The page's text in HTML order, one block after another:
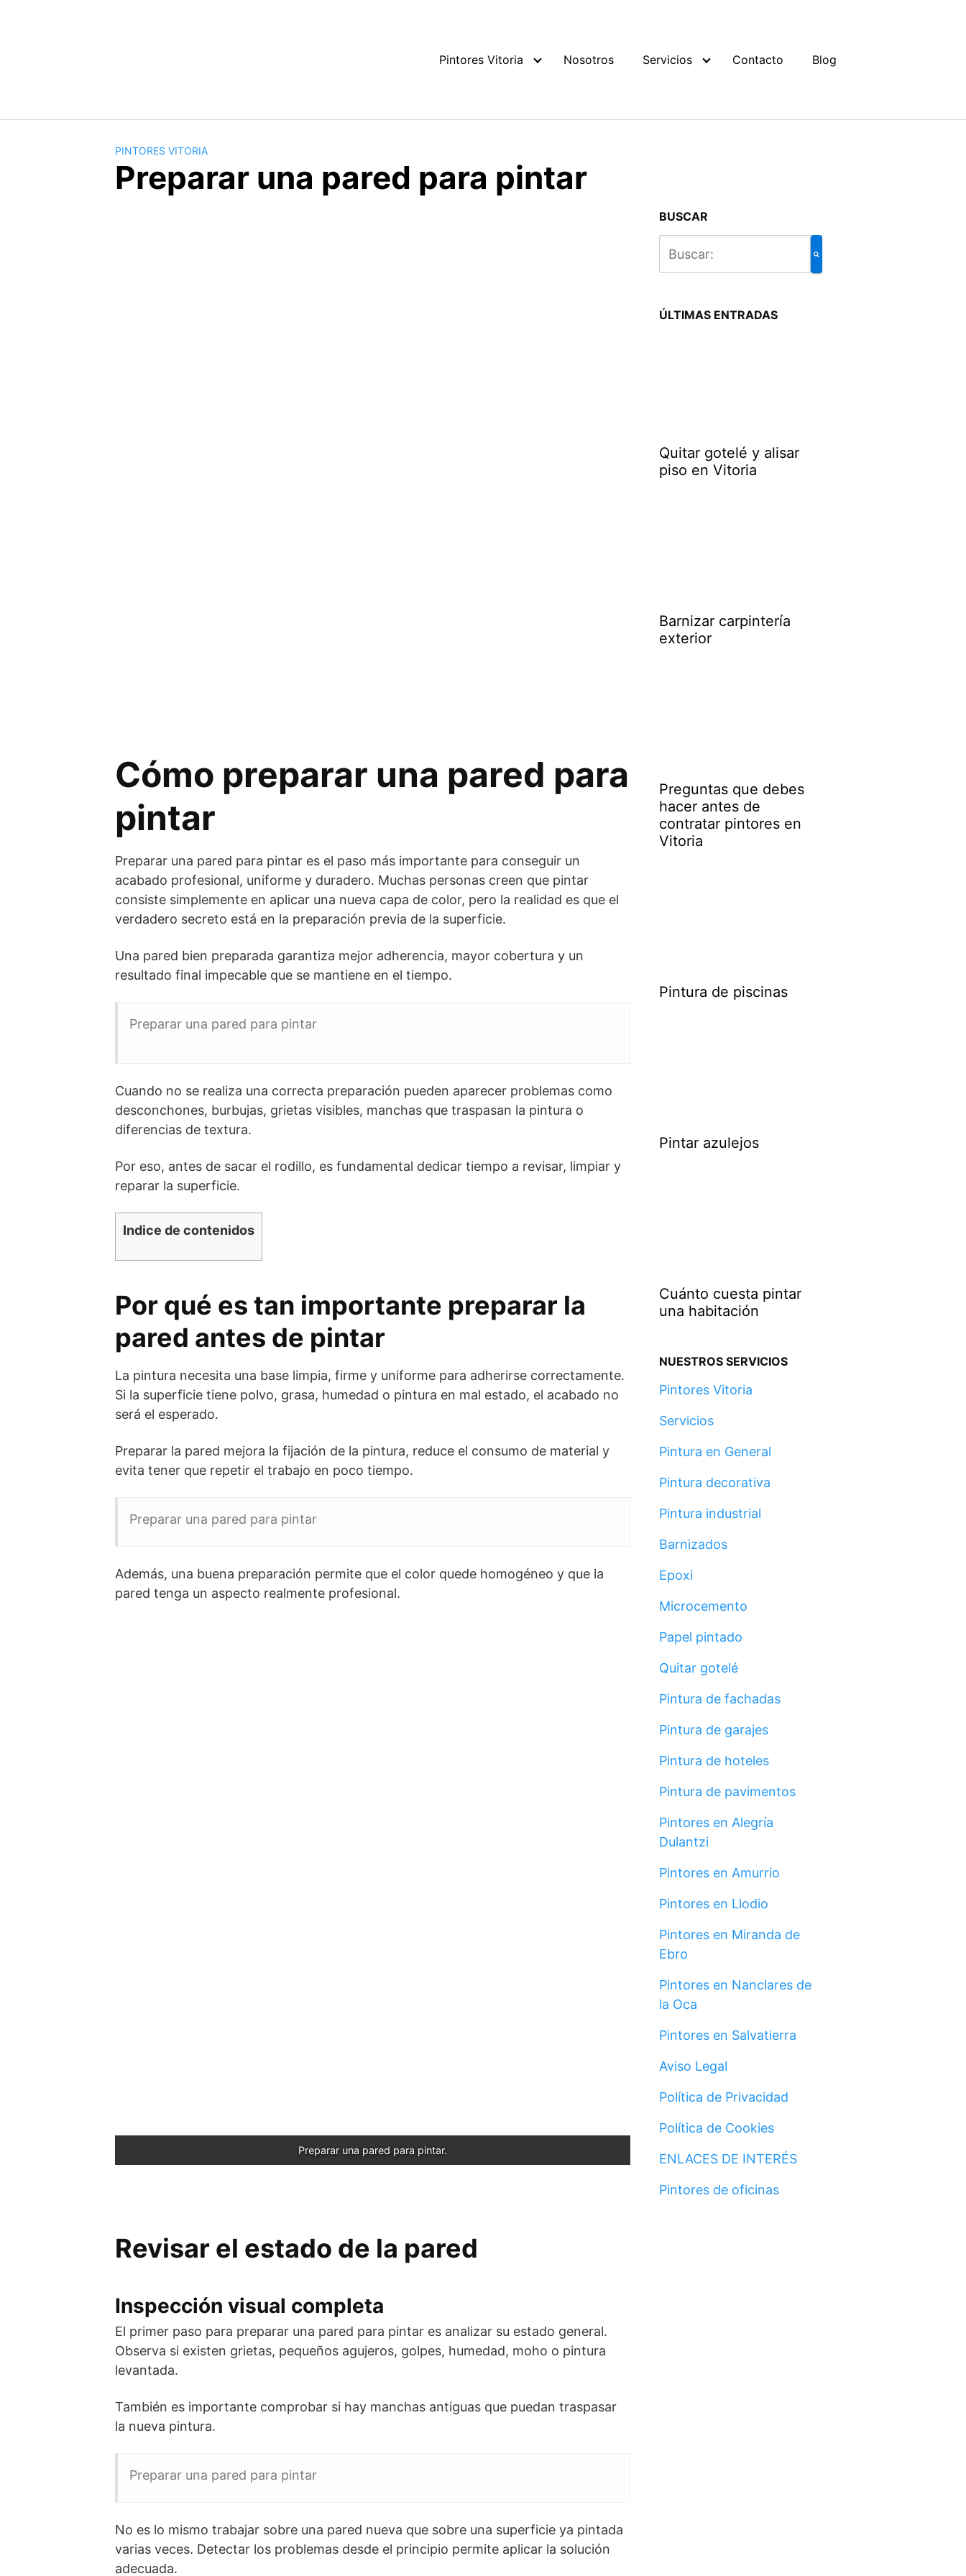
Pintores Vitoria
Nosotros Servicios Contacto Blog
PINTORES VITORIA
Preparar una pared para pintar
Cómo preparar una pared para
pintar
Preparar una pared para pintar es el paso más importante para conseguir un
acabado profesional, uniforme y duradero. Muchas personas creen que pintar
consiste simplemente en aplicar una nueva capa de color, pero la realidad es que el
verdadero secreto está en la preparación previa de la superficie.
Una pared bien preparada garantiza mejor adherencia, mayor cobertura y un
resultado final impecable que se mantiene en el tiempo.
Preparar una pared para pintar
Cuando no se realiza una correcta preparación pueden aparecer problemas como
desconchones, burbujas, grietas visibles, manchas que traspasan la pintura o
diferencias de textura.
Por eso, antes de sacar el rodillo, es fundamental dedicar tiempo a revisar, limpiar y
reparar la superficie.
Indice de contenidos
Por qué es tan importante preparar la
pared antes de pintar
La pintura necesita una base limpia, firme y uniforme para adherirse correctamente.
Si la superficie tiene polvo, grasa, humedad o pintura en mal estado, el acabado no
será el esperado.
Preparar la pared mejora la fijación de la pintura, reduce el consumo de material y
evita tener que repetir el trabajo en poco tiempo.
Preparar una pared para pintar
Además, una buena preparación permite que el color quede homogéneo y que la
pared tenga un aspecto realmente profesional.
Preparar una pared para pintar.
Revisar el estado de la pared
Inspección visual completa
El primer paso para preparar una pared para pintar es analizar su estado general.
Observa si existen grietas, pequeños agujeros, golpes, humedad, moho o pintura
levantada.
También es importante comprobar si hay manchas antiguas que puedan traspasar
la nueva pintura.
Preparar una pared para pintar
No es lo mismo trabajar sobre una pared nueva que sobre una superficie ya pintada
varias veces. Detectar los problemas desde el principio permite aplicar la solución
adecuada.
BUSCAR
ÚLTIMAS ENTRADAS
Quitar gotelé y alisar
piso en Vitoria
Barnizar carpintería
exterior
Preguntas que debes
hacer antes de
contratar pintores en
Vitoria
Pintura de piscinas
Pintar azulejos
Cuánto cuesta pintar
una habitación
NUESTROS SERVICIOS
Pintores Vitoria
Servicios
Pintura en General
Pintura decorativa
Pintura industrial
Barnizados
Epoxi
Microcemento
Papel pintado
Quitar gotelé
Pintura de fachadas
Pintura de garajes
Pintura de hoteles
Pintura de pavimentos
Pintores en Alegría
Dulantzi
Pintores en Amurrio
Pintores en Llodio
Pintores en Miranda de
Ebro
Pintores en Nanclares de
la Oca
Pintores en Salvatierra
Aviso Legal
Política de Privacidad
Política de Cookies
ENLACES DE INTERÉS
Pintores de oficinas